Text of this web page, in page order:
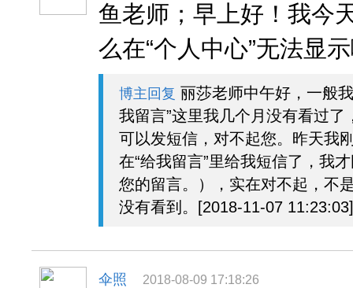
鱼老师；早上好！我今
么在“个人中心”无法显
博主回复 丽莎老师中午好，一般
我留言”这里我几个月没有看过了
可以发短信，对不起您。昨天我
在“给我留言”里给我短信了，我
您的留言。），实在对不起，不
没有看到。[2018-11-07 11:23:03]
伞照 2018-08-09 17:18:26